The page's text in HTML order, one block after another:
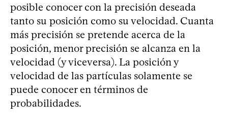
posible conocer con la precisión deseada
tanto su posición como su velocidad. Cuanta
más precisión se pretende acerca de la
posición, menor precisión se alcanza en la
velocidad (y viceversa). La posición y
velocidad de las partículas solamente se
puede conocer en términos de
probabilidades.